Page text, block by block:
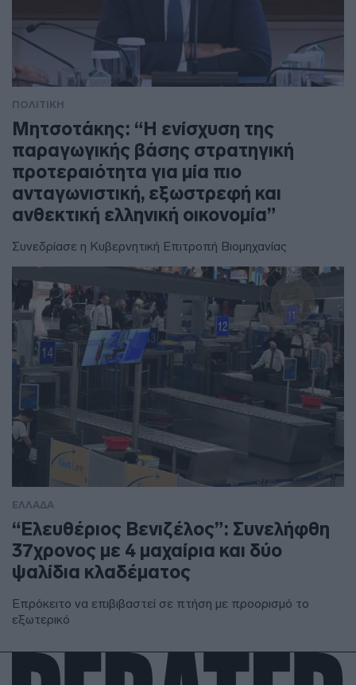
ΠΟΛΙΤΙΚΗ
Μητσοτάκης: “Η ενίσχυση της
παραγωγικής βάσης στρατηγική
προτεραιότητα για μία πιο
ανταγωνιστική, εξωστρεφή και
ανθεκτική ελληνική οικονομία”
Συνεδρίασε η Κυβερνητική Επιτροπή Βιομηχανίας
ΕΛΛΑΔΑ
“Ελευθέριος Βενιζέλος”: Συνελήφθη
37χρονος με 4 μαχαίρια και δύο
ψαλίδια κλαδέματος
Επρόκειτο να επιβιβαστεί σε πτήση με προορισμό το
εξωτερικό